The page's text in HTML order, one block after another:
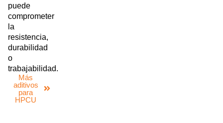
puede
comprometer
la
resistencia,
durabilidad
o
trabajabilidad.
Más
aditivos
para
HPCU